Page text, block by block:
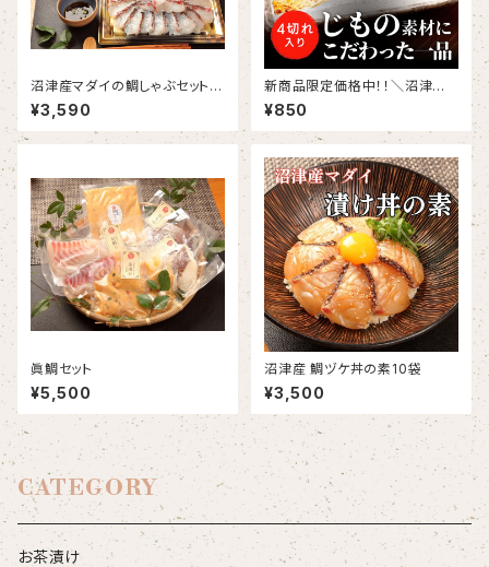
沼津産マダイの鯛しゃぶセット
鯛だし付き(メッセージカード・の
し対応可能)
¥3,590
新商品限定価格中！！＼沼津の
旨味を凝縮！／ 沼津産真鯛の極
上粕漬け 100g×2切れ（切り
身）
¥850
眞鯛セット
¥5,500
沼津産 鯛ヅケ丼の素10袋
¥3,500
CATEGORY
お茶漬け